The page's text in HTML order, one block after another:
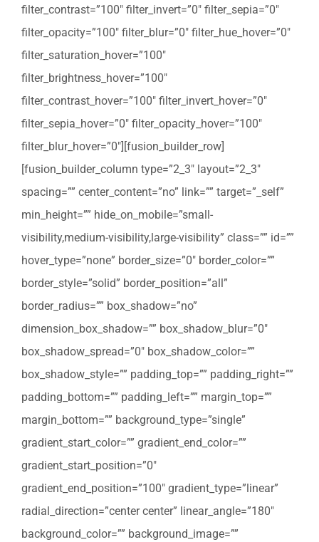
filter_contrast=”100″ filter_invert=”0″ filter_sepia=”0″
filter_opacity=”100″ filter_blur=”0″ filter_hue_hover=”0″
filter_saturation_hover=”100″
filter_brightness_hover=”100″
filter_contrast_hover=”100″ filter_invert_hover=”0″
filter_sepia_hover=”0″ filter_opacity_hover=”100″
filter_blur_hover=”0″][fusion_builder_row]
[fusion_builder_column type=”2_3″ layout=”2_3″
spacing=”” center_content=”no” link=”” target=”_self”
min_height=”” hide_on_mobile=”small-
visibility,medium-visibility,large-visibility” class=”” id=””
hover_type=”none” border_size=”0″ border_color=””
border_style=”solid” border_position=”all”
border_radius=”” box_shadow=”no”
dimension_box_shadow=”” box_shadow_blur=”0″
box_shadow_spread=”0″ box_shadow_color=””
box_shadow_style=”” padding_top=”” padding_right=””
padding_bottom=”” padding_left=”” margin_top=””
margin_bottom=”” background_type=”single”
gradient_start_color=”” gradient_end_color=””
gradient_start_position=”0″
gradient_end_position=”100″ gradient_type=”linear”
radial_direction=”center center” linear_angle=”180″
background_color=”” background_image=””